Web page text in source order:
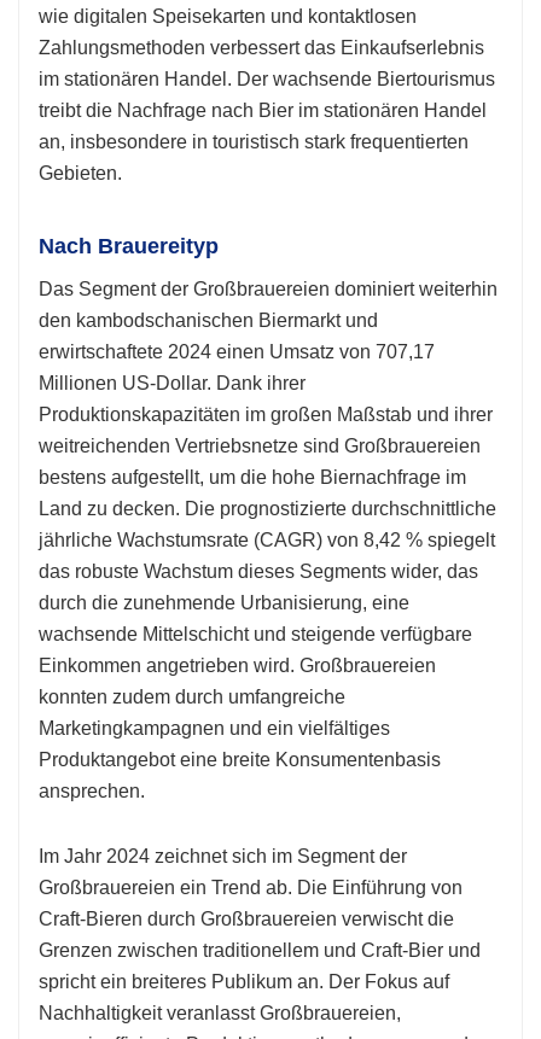
wie digitalen Speisekarten und kontaktlosen
Zahlungsmethoden verbessert das Einkaufserlebnis
im stationären Handel. Der wachsende Biertourismus
treibt die Nachfrage nach Bier im stationären Handel
an, insbesondere in touristisch stark frequentierten
Gebieten.
Nach Brauereityp
Das Segment der Großbrauereien dominiert weiterhin
den kambodschanischen Biermarkt und
erwirtschaftete 2024 einen Umsatz von 707,17
Millionen US-Dollar. Dank ihrer
Produktionskapazitäten im großen Maßstab und ihrer
weitreichenden Vertriebsnetze sind Großbrauereien
bestens aufgestellt, um die hohe Biernachfrage im
Land zu decken. Die prognostizierte durchschnittliche
jährliche Wachstumsrate (CAGR) von 8,42 % spiegelt
das robuste Wachstum dieses Segments wider, das
durch die zunehmende Urbanisierung, eine
wachsende Mittelschicht und steigende verfügbare
Einkommen angetrieben wird. Großbrauereien
konnten zudem durch umfangreiche
Marketingkampagnen und ein vielfältiges
Produktangebot eine breite Konsumentenbasis
ansprechen.
Im Jahr 2024 zeichnet sich im Segment der
Großbrauereien ein Trend ab. Die Einführung von
Craft-Bieren durch Großbrauereien verwischt die
Grenzen zwischen traditionellem und Craft-Bier und
spricht ein breiteres Publikum an. Der Fokus auf
Nachhaltigkeit veranlasst Großbrauereien,